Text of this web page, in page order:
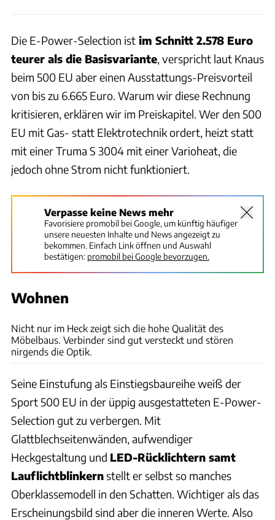
Die E-Power-Selection ist im Schnitt 2.578 Euro
teurer als die Basisvariante, verspricht laut Knaus
beim 500 EU aber einen Ausstattungs-Preisvorteil
von bis zu 6.665 Euro. Warum wir diese Rechnung
kritisieren, erklären wir im Preiskapitel. Wer den 500
EU mit Gas- statt Elektrotechnik ordert, heizt statt
mit einer Truma S 3004 mit einer Varioheat, die
jedoch ohne Strom nicht funktioniert.
Verpasse keine News mehr
Favorisiere promobil bei Google, um künftig häufiger
unsere neuesten Inhalte und News angezeigt zu
bekommen. Einfach Link öffnen und Auswahl
bestätigen: promobil bei Google bevorzugen.
Wohnen
Nicht nur im Heck zeigt sich die hohe Qualität des
Möbelbaus. Verbinder sind gut versteckt und stören
nirgends die Optik.
Seine Einstufung als Einstiegsbaureihe weiß der
Sport 500 EU in der üppig ausgestatteten E-Power-
Selection gut zu verbergen. Mit
Glattblechseitenwänden, aufwendiger
Heckgestaltung und LED-Rücklichtern samt
Lauflichtblinkernstellt er selbst so manches
Oberklassemodell in den Schatten. Wichtiger als das
Erscheinungsbild sind aber die inneren Werte. Also